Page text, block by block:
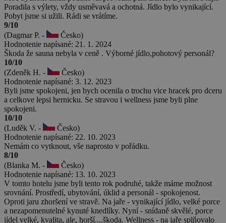
Poradila s výlety, vždy usměvavá a ochotná. Jídlo bylo vynikající.
Pobyt jsme si užili. Rádi se vrátíme.
9/10
(Dagmar P. -
Česko)
Hodnotenie napísané: 21. 1. 2024
Škoda že sauna nebyla v ceně . Výborné jídlo,pohotový personál?
10/10
(Zdeněk H. -
Česko)
Hodnotenie napísané: 3. 12. 2023
Byli jsme spokojeni, jen bych ocenila o trochu vice hracek pro dceru
a celkove lepsi hernicku. Se stravou i wellness jsme byli plne
spokojeni.
10/10
(Luděk V. -
Česko)
Hodnotenie napísané: 22. 10. 2023
Nemám co vytknout, vše naprosto v pořádku.
8/10
(Blanka M. -
Česko)
Hodnotenie napísané: 13. 10. 2023
V tomto hotelu jsme byli tento rok podruhé, takže máme možnost
srovnání. Prostředí, ubytování, úklid a personál - spokojenost.
Oproti jaru zhoršení ve stravě. Na jaře - vynikající jídlo, velké porce
a nezapomenutelné kynuté knedlíky. Nyní - snídaně skvělé, porce
jídel velké, kvalita, ale, horší....škoda. Wellness - na jaře splňovalo